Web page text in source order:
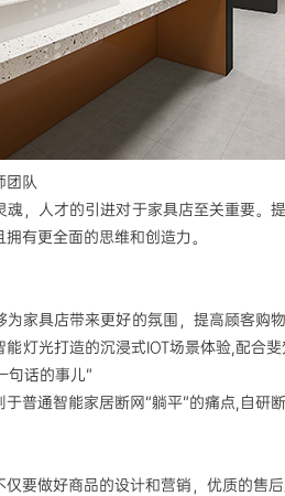
团队
魂，人才的引进对于家具店至关重要。
有更全面的思维和创造力。
为家具店带来更好的氛围，提高顾客购
能灯光打造的沉浸式IOT场景体验,配合
句话的事儿”
于普通智能家居断网“躺平”的痛点,自研
仅要做好商品的设计和营销，优质的售